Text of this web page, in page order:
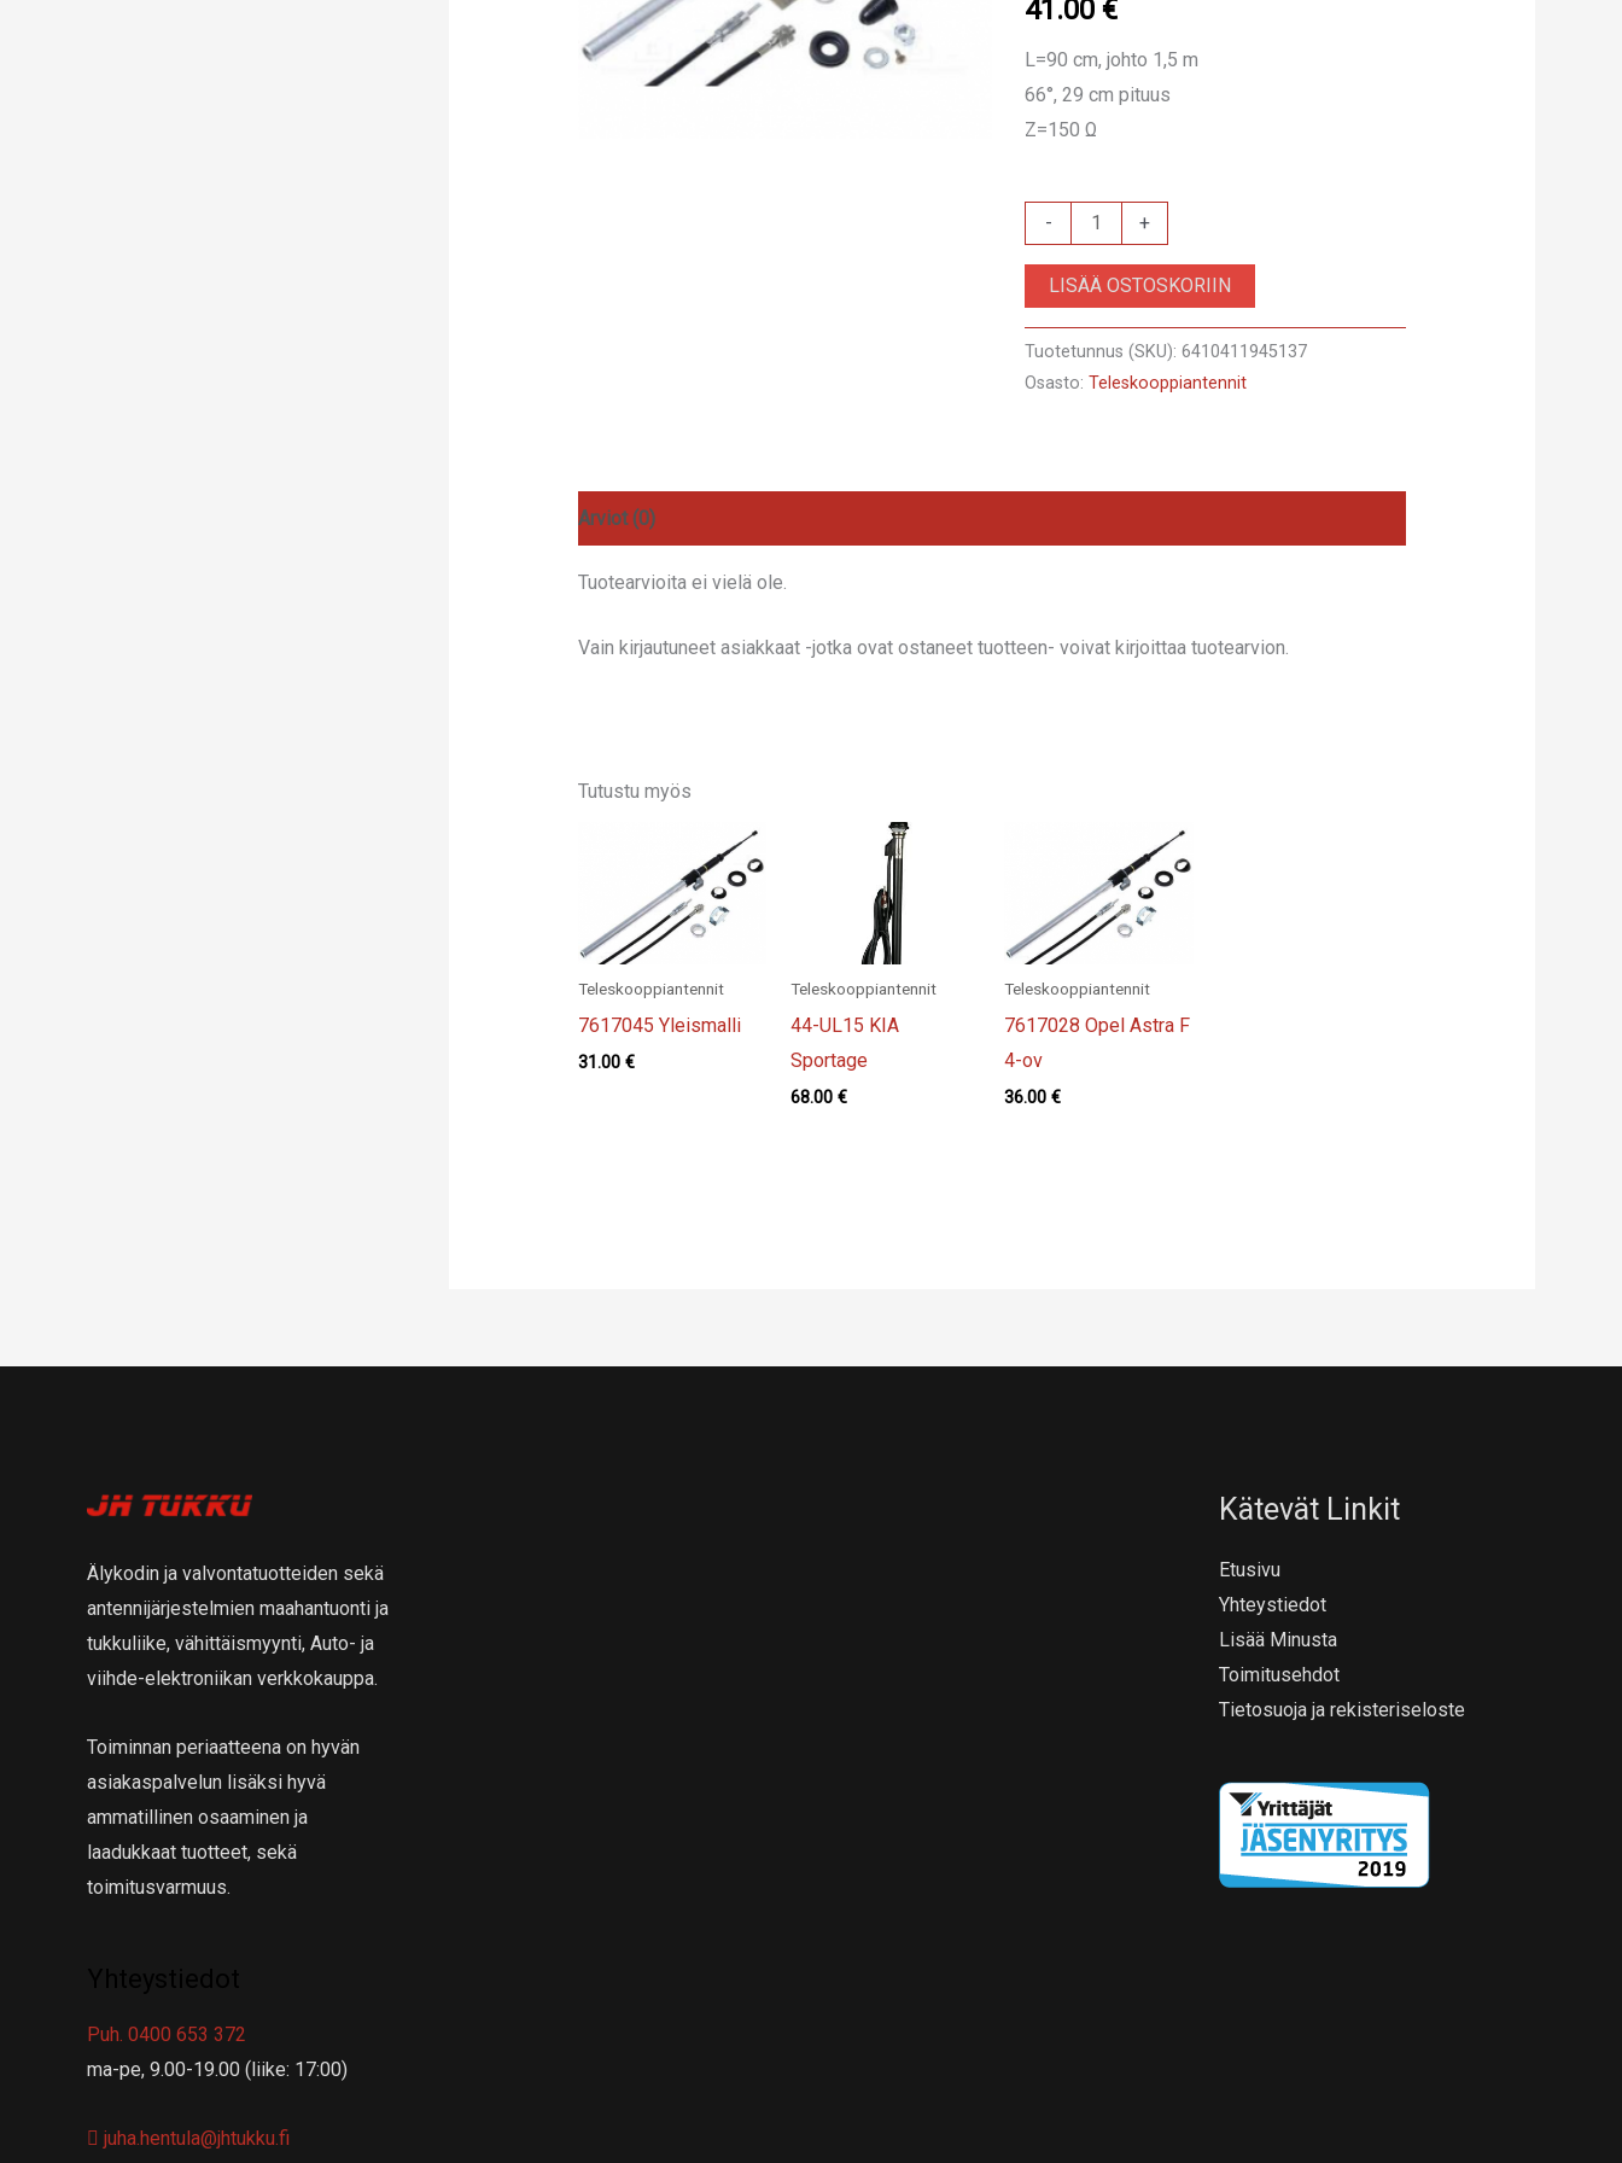
41.00€
L=90 cm, johto 1,5 m
66°, 29 cm pituus
Z=150 Ω
-
7617020
VW
PASSAT,Variant
88-
96
määrä
+
LISÄÄ OSTOSKORIIN
Tuotetunnus (SKU):6410411945137
Osasto:Teleskooppiantennit
Arviot (0)
Tuotearvioita ei vielä ole.
Vain kirjautuneet asiakkaat -jotka ovat ostaneet tuotteen- voivat kirjoittaa tuotearvion.
Tutustu myös
Teleskooppiantennit
7617045 Yleismalli
31.00 €
Teleskooppiantennit
44-UL15 KIA
Sportage
68.00€
Teleskooppiantennit
7617028 Opel Astra F
4-ov
36.00 €
Älykodin ja valvontatuotteiden sekä
antennijärjestelmien maahantuonti ja
tukkuliike, vähittäismyynti, Auto- ja
viihde-elektroniikan verkkokauppa.
Toiminnan periaatteena on hyvän
asiakaspalvelun lisäksi hyvä
ammatillinen osaaminen ja
laadukkaat tuotteet, sekä
toimitusvarmuus.
Puh. 0400 653 372
ma-pe, 9.00-19.00 (liike: 17:00)
juha.hentula@jhtukku.fi
Kätevät Linkit
Etusivu
Yhteystiedot
Lisää Minusta
Toimitusehdot
Tietosuoja ja rekisteriseloste